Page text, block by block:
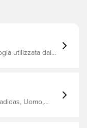
utilizzata dai
Uomo,